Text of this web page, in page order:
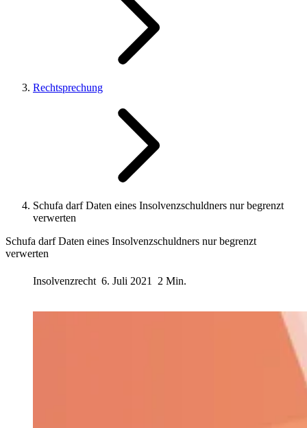
Rechtsprechung
Schufa darf Daten eines Insolvenzschuldners nur begrenzt
verwerten
Schufa darf Daten eines Insolvenzschuldners nur begrenzt
verwerten
Insolvenzrecht 6. Juli 2021 2 Min.